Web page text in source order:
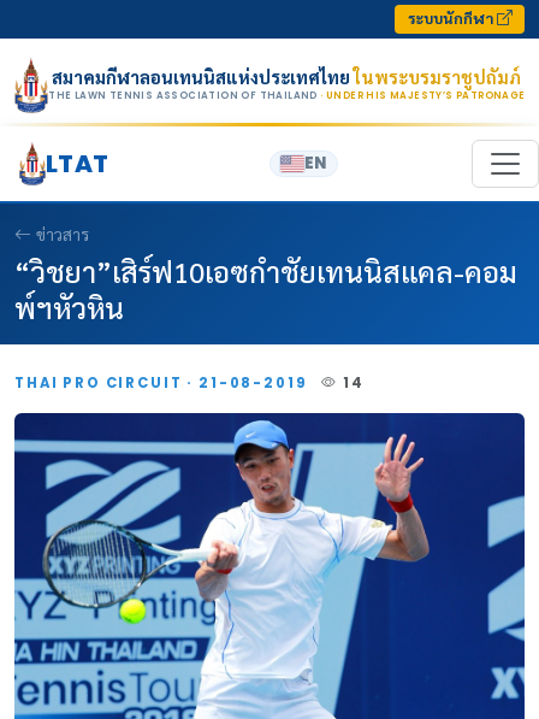
ระบบนักกีฬา
สมาคมกีฬาลอนเทนนิสแห่งประเทศไทยในพระบรมราชูปถัมภ์
THE LAWN TENNIS ASSOCIATION OF THAILAND · UNDER HIS MAJESTY’S PATRONAGE
LTAT EN
ข่าวสาร
“วิชยา”เสิร์ฟ10เอซกำชัยเทนนิสแคล-คอม
พ์ฯหัวหิน
THAI PRO CIRCUIT · 21-08-2019 14